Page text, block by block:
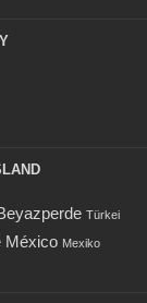
Türkei
México Mexiko